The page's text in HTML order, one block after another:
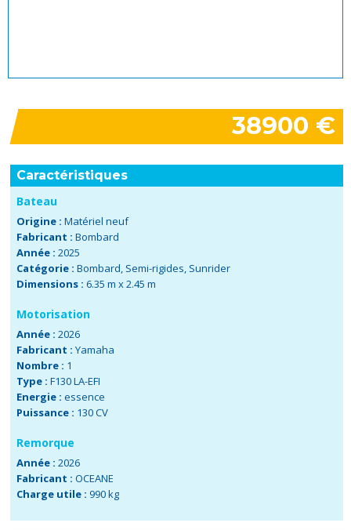
38900 €
Caractéristiques
Bateau
Origine : Matériel neuf
Fabricant : Bombard
Année : 2025
Catégorie : Bombard, Semi-rigides, Sunrider
Dimensions : 6.35 m x 2.45 m
Motorisation
Année : 2026
Fabricant : Yamaha
Nombre : 1
Type : F130 LA-EFI
Energie : essence
Puissance : 130 CV
Remorque
Année : 2026
Fabricant : OCEANE
Charge utile : 990 kg